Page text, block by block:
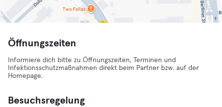
Öffnungszeiten
Informiere dich bitte zu Öffnungszeiten, Terminen und
Infektionsschutzmaßnahmen direkt beim Partner bzw. auf der
Homepage.
Besuchsregelung